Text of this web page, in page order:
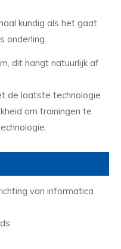
kundig als het gaat
onderling.
dit hangt natuurlijk af
de laatste technologie
om trainingen te
van informatica